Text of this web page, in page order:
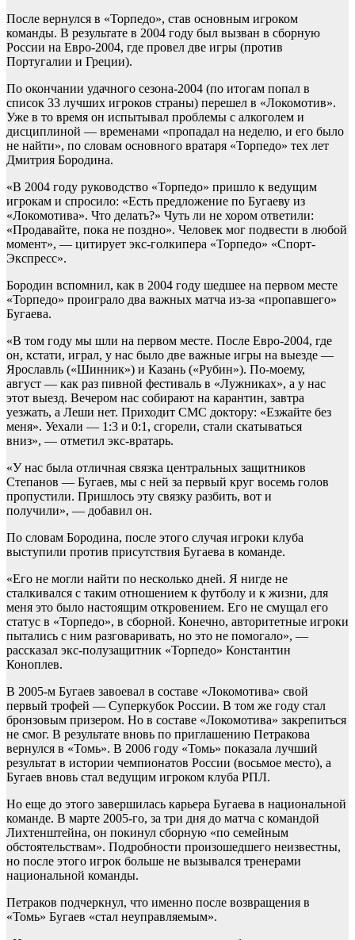
После вернулся в «Торпедо», став основным игроком
команды. В результате в 2004 году был вызван в сборную
России на Евро-2004, где провел две игры (против
Португалии и Греции).
По окончании удачного сезона-2004 (по итогам попал в
список 33 лучших игроков страны) перешел в «Локомотив».
Уже в то время он испытывал проблемы с алкоголем и
дисциплиной — временами «пропадал на неделю, и его было
не найти», по словам основного вратаря «Торпедо» тех лет
Дмитрия Бородина.
«В 2004 году руководство «Торпедо» пришло к ведущим
игрокам и спросило: «Есть предложение по Бугаеву из
«Локомотива». Что делать?» Чуть ли не хором ответили:
«Продавайте, пока не поздно». Человек мог подвести в любой
момент», — цитирует экс-голкипера «Торпедо» «Спорт-
Экспресс».
Бородин вспомнил, как в 2004 году шедшее на первом месте
«Торпедо» проиграло два важных матча из-за «пропавшего»
Бугаева.
«В том году мы шли на первом месте. После Евро-2004, где
он, кстати, играл, у нас было две важные игры на выезде —
Ярославль («Шинник») и Казань («Рубин»). По-моему,
август — как раз пивной фестиваль в «Лужниках», а у нас
этот выезд. Вечером нас собирают на карантин, завтра
уезжать, а Леши нет. Приходит СМС доктору: «Езжайте без
меня». Уехали — 1:3 и 0:1, сгорели, стали скатываться
вниз», — отметил экс-вратарь.
«У нас была отличная связка центральных защитников
Степанов — Бугаев, мы с ней за первый круг восемь голов
пропустили. Пришлось эту связку разбить, вот и
получили», — добавил он.
По словам Бородина, после этого случая игроки клуба
выступили против присутствия Бугаева в команде.
«Его не могли найти по несколько дней. Я нигде не
сталкивался с таким отношением к футболу и к жизни, для
меня это было настоящим откровением. Его не смущал его
статус в «Торпедо», в сборной. Конечно, авторитетные игроки
пытались с ним разговаривать, но это не помогало», —
рассказал экс-полузащитник «Торпедо» Константин
Коноплев.
В 2005-м Бугаев завоевал в составе «Локомотива» свой
первый трофей — Суперкубок России. В том же году стал
бронзовым призером. Но в составе «Локомотива» закрепиться
не смог. В результате вновь по приглашению Петракова
вернулся в «Томь». В 2006 году «Томь» показала лучший
результат в истории чемпионатов России (восьмое место), а
Бугаев вновь стал ведущим игроком клуба РПЛ.
Но еще до этого завершилась карьера Бугаева в национальной
команде. В марте 2005-го, за три дня до матча с командой
Лихтенштейна, он покинул сборную «по семейным
обстоятельствам». Подробности произошедшего неизвестны,
но после этого игрок больше не вызывался тренерами
национальной команды.
Петраков подчеркнул, что именно после возвращения в
«Томь» Бугаев «стал неуправляемым».